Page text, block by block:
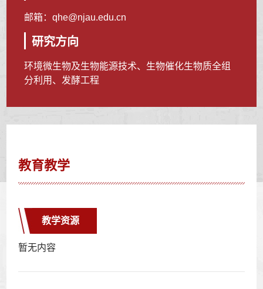
邮箱：qhe@njau.edu.cn
研究方向
环境微生物及生物能源技术、生物催化生物质全组
分利用、发酵工程
教育教学
教学资源
暂无内容